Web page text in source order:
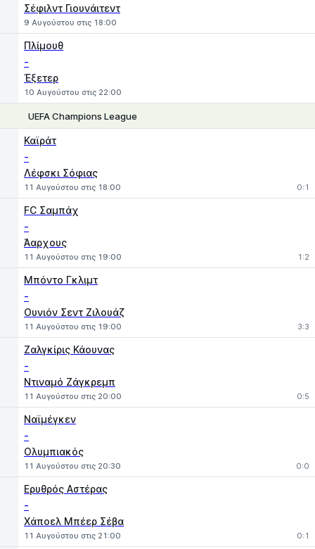
Σέφιλντ Γιουνάιτεντ
9 Αυγούστου στις 18:00
Πλίμουθ
-
Έξετερ
10 Αυγούστου στις 22:00
UEFA Champions League
Καϊράτ
-
Λέφσκι Σόφιας
11 Αυγούστου στις 18:00 0:1
FC Σαμπάχ
-
Άαρχους
11 Αυγούστου στις 19:00 1:2
Μπόντο Γκλιμτ
-
Ουνιόν Σεντ Ζιλουάζ
11 Αυγούστου στις 19:00 3:3
Ζαλγκίρις Κάουνας
-
Ντιναμό Ζάγκρεμπ
11 Αυγούστου στις 20:00 0:5
Ναϊμέγκεν
-
Ολυμπιακός
11 Αυγούστου στις 20:30 0:0
Ερυθρός Αστέρας
-
Χάποελ Μπέερ Σέβα
11 Αυγούστου στις 21:00 0:1